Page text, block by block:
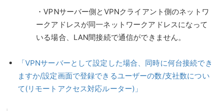
・VPNサーバー側とVPNクライアント側のネットワ
ークアドレスが同一ネットワークアドレスになって
いる場合、LAN間接続で通信ができません。
「VPNサーバーとして設定した場合、同時に何台接続でき
ますか/設定画面で登録できるユーザーの数/支社数につい
て(リモートアクセス対応ルーター)」